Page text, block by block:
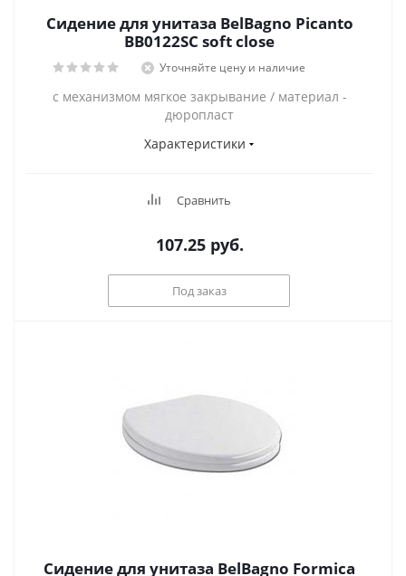
Сидение для унитаза BelBagno Picanto
BB0122SC soft close
Уточняйте цену и наличие
с механизмом мягкое закрывание / материал -
дюропласт
Характеристики
Сравнить
107.25 руб.
Под заказ
Сидение для унитаза BelBagno Formica